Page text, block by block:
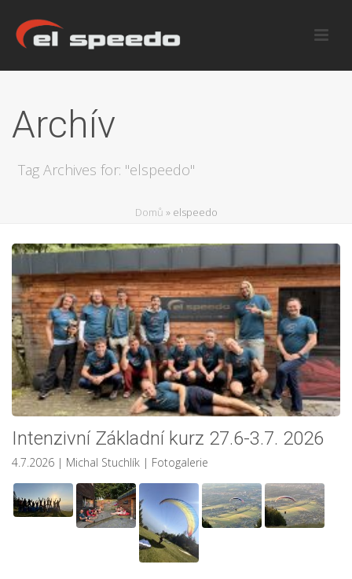
Archív
Tag Archives for: "elspeedo"
Domů » elspeedo
Intenzivní Základní kurz 27.6-3.7. 2026
4.7.2026 | Michal Stuchlík | Fotogalerie